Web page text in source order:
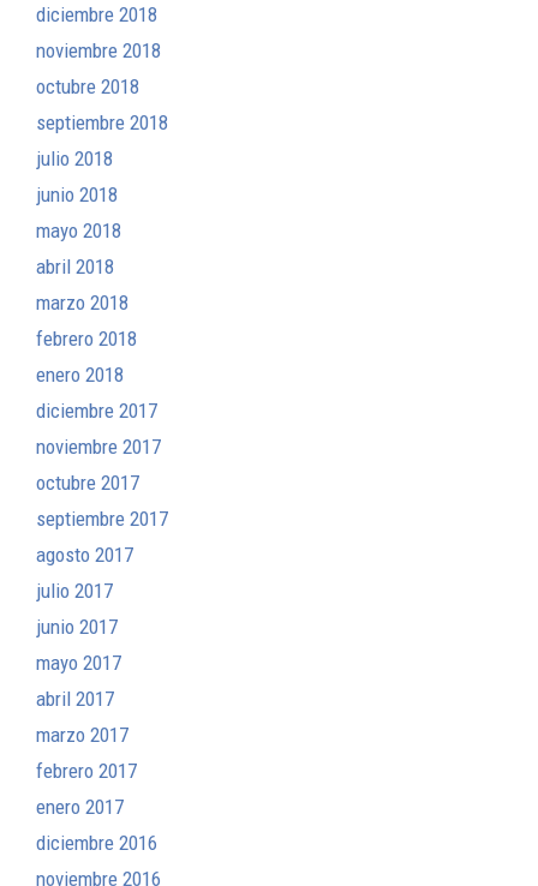
diciembre 2018
noviembre 2018
octubre 2018
septiembre 2018
julio 2018
junio 2018
mayo 2018
abril 2018
marzo 2018
febrero 2018
enero 2018
diciembre 2017
noviembre 2017
octubre 2017
septiembre 2017
agosto 2017
julio 2017
junio 2017
mayo 2017
abril 2017
marzo 2017
febrero 2017
enero 2017
diciembre 2016
noviembre 2016